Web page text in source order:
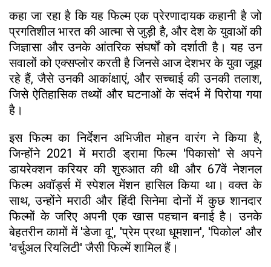
कहा जा रहा है कि यह फिल्म एक प्रेरणादायक कहानी है जो
प्रगतिशील भारत की आत्मा से जुड़ी है, और देश के युवाओं की
जिज्ञासा और उनके आंतरिक संघर्षों को दर्शाती है। यह उन
सवालों को एक्सप्लोर करती है जिनसे आज देशभर के युवा जूझ
रहे हैं, जैसे उनकी आकांक्षाएं, और सच्चाई की उनकी तलाश,
जिसे ऐतिहासिक तथ्यों और घटनाओं के संदर्भ में पिरोया गया
है।
इस फिल्म का निर्देशन अभिजीत मोहन वारंग ने किया है,
जिन्होंने 2021 में मराठी ड्रामा फिल्म 'पिकासो' से अपने
डायरेक्शन करियर की शुरुआत की थी और 67वें नेशनल
फिल्म अवॉर्ड्स में स्पेशल मेंशन हासिल किया था। वक्त के
साथ, उन्होंने मराठी और हिंदी सिनेमा दोनों में कुछ शानदार
फिल्मों के जरिए अपनी एक खास पहचान बनाई है। उनके
बेहतरीन कामों में 'डेजा वू', 'प्रेम प्रथा धूमशान', 'पिकोल' और
'वर्चुअल रियलिटी' जैसी फिल्में शामिल हैं।